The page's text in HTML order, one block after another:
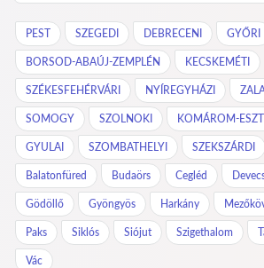
PEST SZEGEDI DEBRECENI GYŐRI
BORSOD-ABAÚJ-ZEMPLÉN KECSKEMÉTI
SZÉKESFEHÉRVÁRI NYÍREGYHÁZI
SOMOGY SZOLNOKI KOMÁROM-
GYULAI SZOMBATHELYI SZEKSZÁRDI
Balatonfüred Budaörs Cegléd
Gödöllő Gyöngyös Harkány
Paks Siklós Siójut Szigethalom
Vác